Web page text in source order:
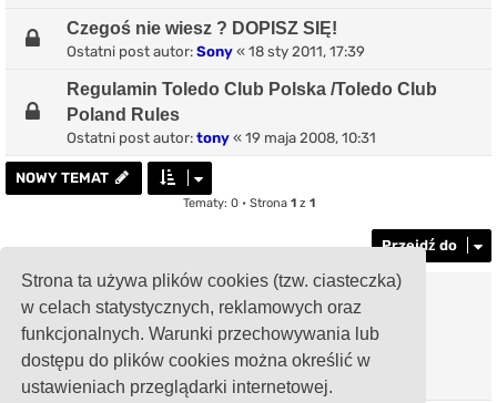
Strona ta używa plików cookies (tzw. ciasteczka)
w celach statystycznych, reklamowych oraz
funkcjonalnych. Warunki przechowywania lub
dostępu do plików cookies można określić w
ustawieniach przeglądarki internetowej.
Czegoś nie wiesz ? DOPISZ SIĘ!
Ostatni post autor: Sony « 18 sty 2011, 17:39
Regulamin Toledo Club Polska /Toledo Club
Poland Rules
Ostatni post autor: tony « 19 maja 2008, 10:31
NOWY TEMAT
Tematy: 0 • Strona 1z 1
Przejdź do
TWOJE UPRAWNIENIA NA TYM FORUM
tworzyć nowych tematów
Nie możeszodpowiadać w tematach
Nie możeszzmieniać swoich postów
Nie możesz
usuwać swoich postów